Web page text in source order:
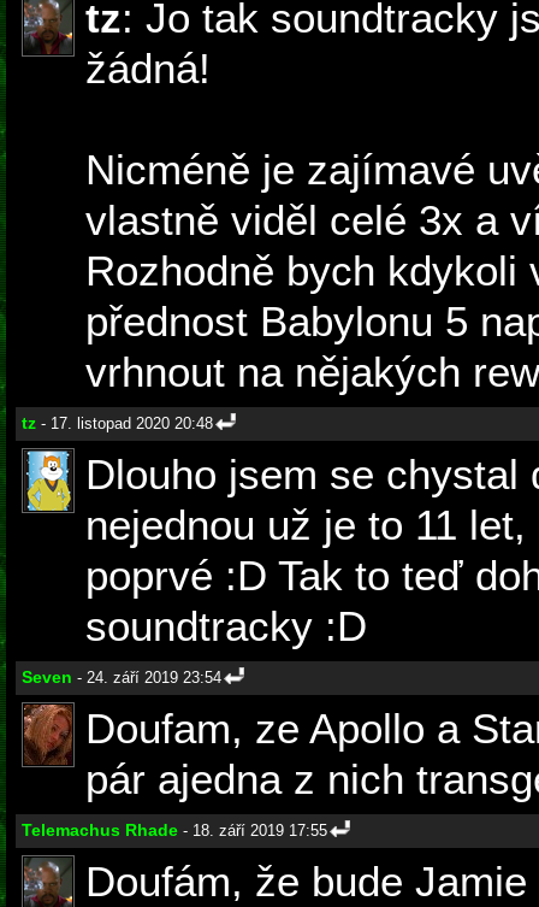
tz: Jo tak soundtracky
žádná!
Nicméně je zajímavé
vlastně viděl celé 3x a
Rozhodně bych kdykoli
přednost Babylonu 5
vrhnout na nějakých
tz - 17. listopad 2020 20:48
Dlouho jsem se chystal
nejednou už je to 11
poprvé :D Tak to teď
soundtracky :D
Seven - 24. září 2019 23:54
Doufam, ze Apollo a
pár ajedna z nich
Telemachus Rhade - 18. září 2019 17:55
Doufám, že bude